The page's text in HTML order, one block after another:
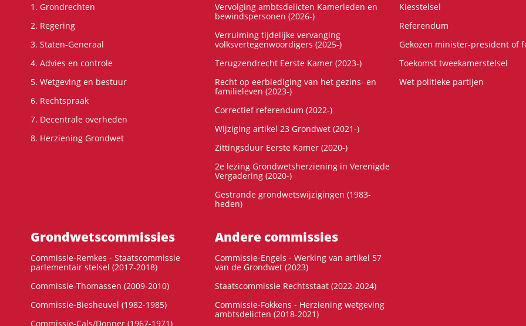
1. Grondrechten
2. Regering
3. Staten-Generaal
4. Advies en controle
5. Wetgeving en bestuur
6. Rechtspraak
7. Decentrale overheden
8. Herziening Grondwet
Vervolging ambtsdelicten Kamerleden en
bewindspersonen (2026-)
Verruiming tijdelijke vervanging
volksvertegenwoordigers (2025-)
Terugzendrecht Eerste Kamer (2023-)
Recht op eerbiediging van het gezins- en
familieleven (2023-)
Correctief referendum (2022-)
Wijziging artikel 23 Grondwet (2021-)
Zittingsduur Eerste Kamer (2020-)
2e lezing Grondwetsherziening in Verenigde
Vergadering (2020-)
Gestrande grondwetswijzigingen (1983-
heden)
Kiesstelsel
Referendum
Gekozen minister-president of
Toekomst tweekamerstelsel
Wet politieke partijen
Grondwets­commissies
Commissie-Remkes - Staatscommissie
parlementair stelsel (2017-2018)
Commissie-Thomassen (2009-2010)
Commissie-Biesheuvel (1982-1985)
Commissie-Cals/Donner (1967-1971)
Andere commissies
Commissie-Engels - Werking van artikel 57
van de Grondwet (2023)
Staatscommissie Rechtsstaat (2022-2024)
Commissie-Fokkens - Herziening wetgeving
ambtsdelicten (2018-2021)